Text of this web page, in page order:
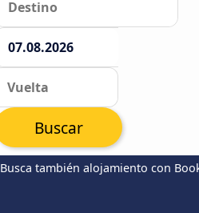
Busca también alojamiento con
Buscar